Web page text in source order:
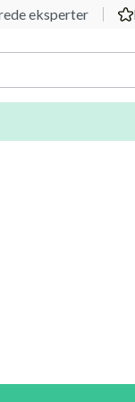
eksperter